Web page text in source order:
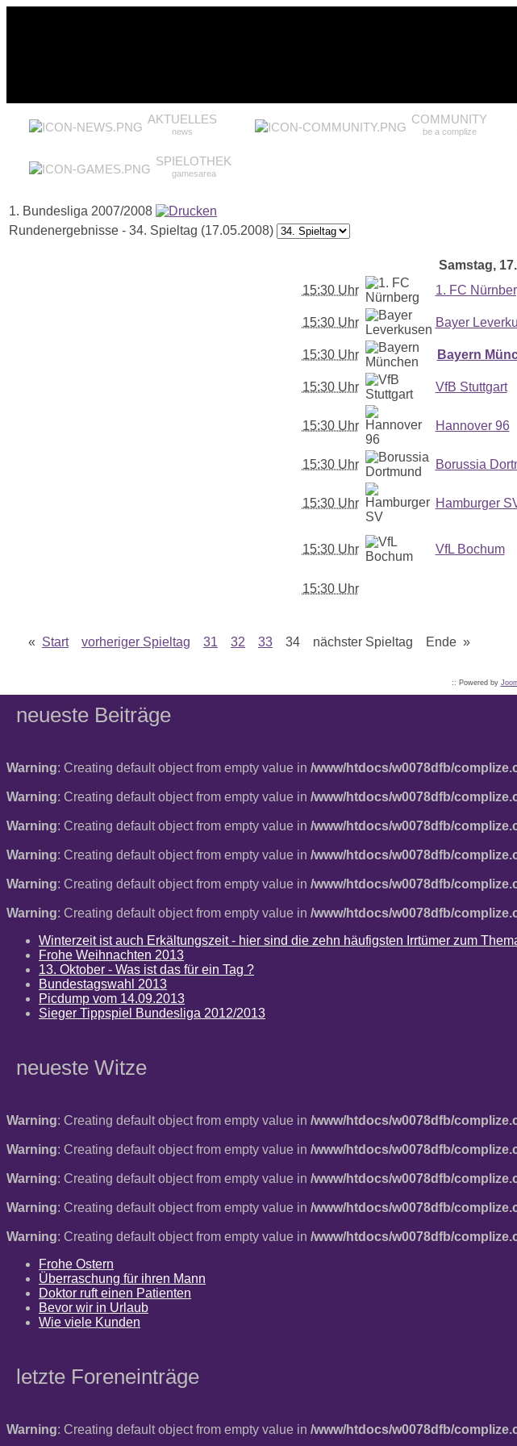
AKTUELLES
news
COMMUNITY
be a complize
SPIELOTHEK
gamesarea
1. Bundesliga 2007/2008
Rundenergebnisse - 34. Spieltag (17.05.2008)
Samstag,
15:30 Uhr
1. FC
15:30 Uhr Bayer
15:30 Uhr Bayern
15:30 Uhr VfB Stuttgart
15:30 Uhr Hannover 96
15:30 Uhr Borussia
15:30 Uhr Hamburger
15:30 Uhr VfL Bochum
15:30 Uhr
« Start vorheriger Spieltag 31 32 33 34 nächster Spieltag Ende »
:: Powered by
neueste Beiträge
Warning: Creating default object from empty value in /www/htdocs/w0078dfb/
Warning: Creating default object from empty value in /www/htdocs/w0078dfb/
Warning: Creating default object from empty value in /www/htdocs/w0078dfb/
Warning: Creating default object from empty value in /www/htdocs/w0078dfb/
Warning: Creating default object from empty value in /www/htdocs/w0078dfb/
Warning: Creating default object from empty value in /www/htdocs/w0078dfb/
Winterzeit ist auch Erkältungszeit - hier sind die zehn häufigsten Irrtümer zum
Frohe Weihnachten 2013
13. Oktober - Was ist das für ein Tag ?
Bundestagswahl 2013
Picdump vom 14.09.2013
Sieger Tippspiel Bundesliga 2012/2013
neueste Witze
Warning: Creating default object from empty value in /www/htdocs/w0078dfb/
Warning: Creating default object from empty value in /www/htdocs/w0078dfb/
Warning: Creating default object from empty value in /www/htdocs/w0078dfb/
Warning: Creating default object from empty value in /www/htdocs/w0078dfb/
Warning: Creating default object from empty value in /www/htdocs/w0078dfb/
Frohe Ostern
Überraschung für ihren Mann
Doktor ruft einen Patienten
Bevor wir in Urlaub
Wie viele Kunden
letzte Foreneinträge
Warning: Creating default object from empty value in /www/htdocs/w0078dfb/